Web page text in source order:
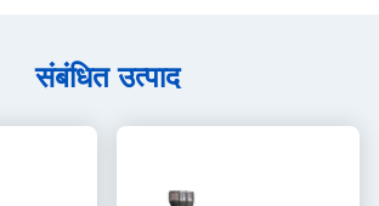
संबंधित उत्पाद